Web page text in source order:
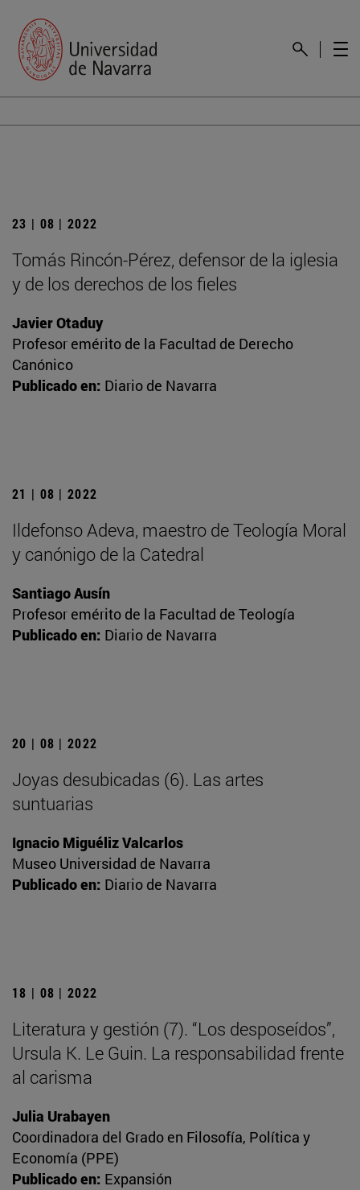
23 | 08 | 2022
Tomás Rincón-Pérez, defensor de la iglesia
y de los derechos de los fieles
Javier Otaduy
Profesor emérito de la Facultad de Derecho
Canónico
Publicado en: Diario de Navarra
21 | 08 | 2022
Ildefonso Adeva, maestro de Teología Moral
y canónigo de la Catedral
Santiago Ausín
Profesor emérito de la Facultad de Teología
Publicado en: Diario de Navarra
20 | 08 | 2022
Joyas desubicadas (6). Las artes
suntuarias
Ignacio Miguéliz Valcarlos
Museo Universidad de Navarra
Publicado en: Diario de Navarra
18 | 08 | 2022
Literatura y gestión (7). “Los desposeídos”,
Ursula K. Le Guin. La responsabilidad frente
al carisma
Julia Urabayen
Coordinadora del Grado en Filosofía, Política y
Economía (PPE)
Publicado en: Expansión